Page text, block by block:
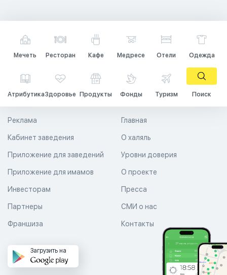
Мечеть Ресторан Кафе Медресе Отели Одежда
АтрибутикаЗдоровье Продукты Фонды Туризм Поиск
Главная
О халяль
Уровни доверия
Реклама
Кабинет заведения
Приложение для заведений
Приложение для имамов О проекте
Пресса
СМИ о нас
Контакты
Инвесторам
Партнеры
Франшиза
Загрузить на